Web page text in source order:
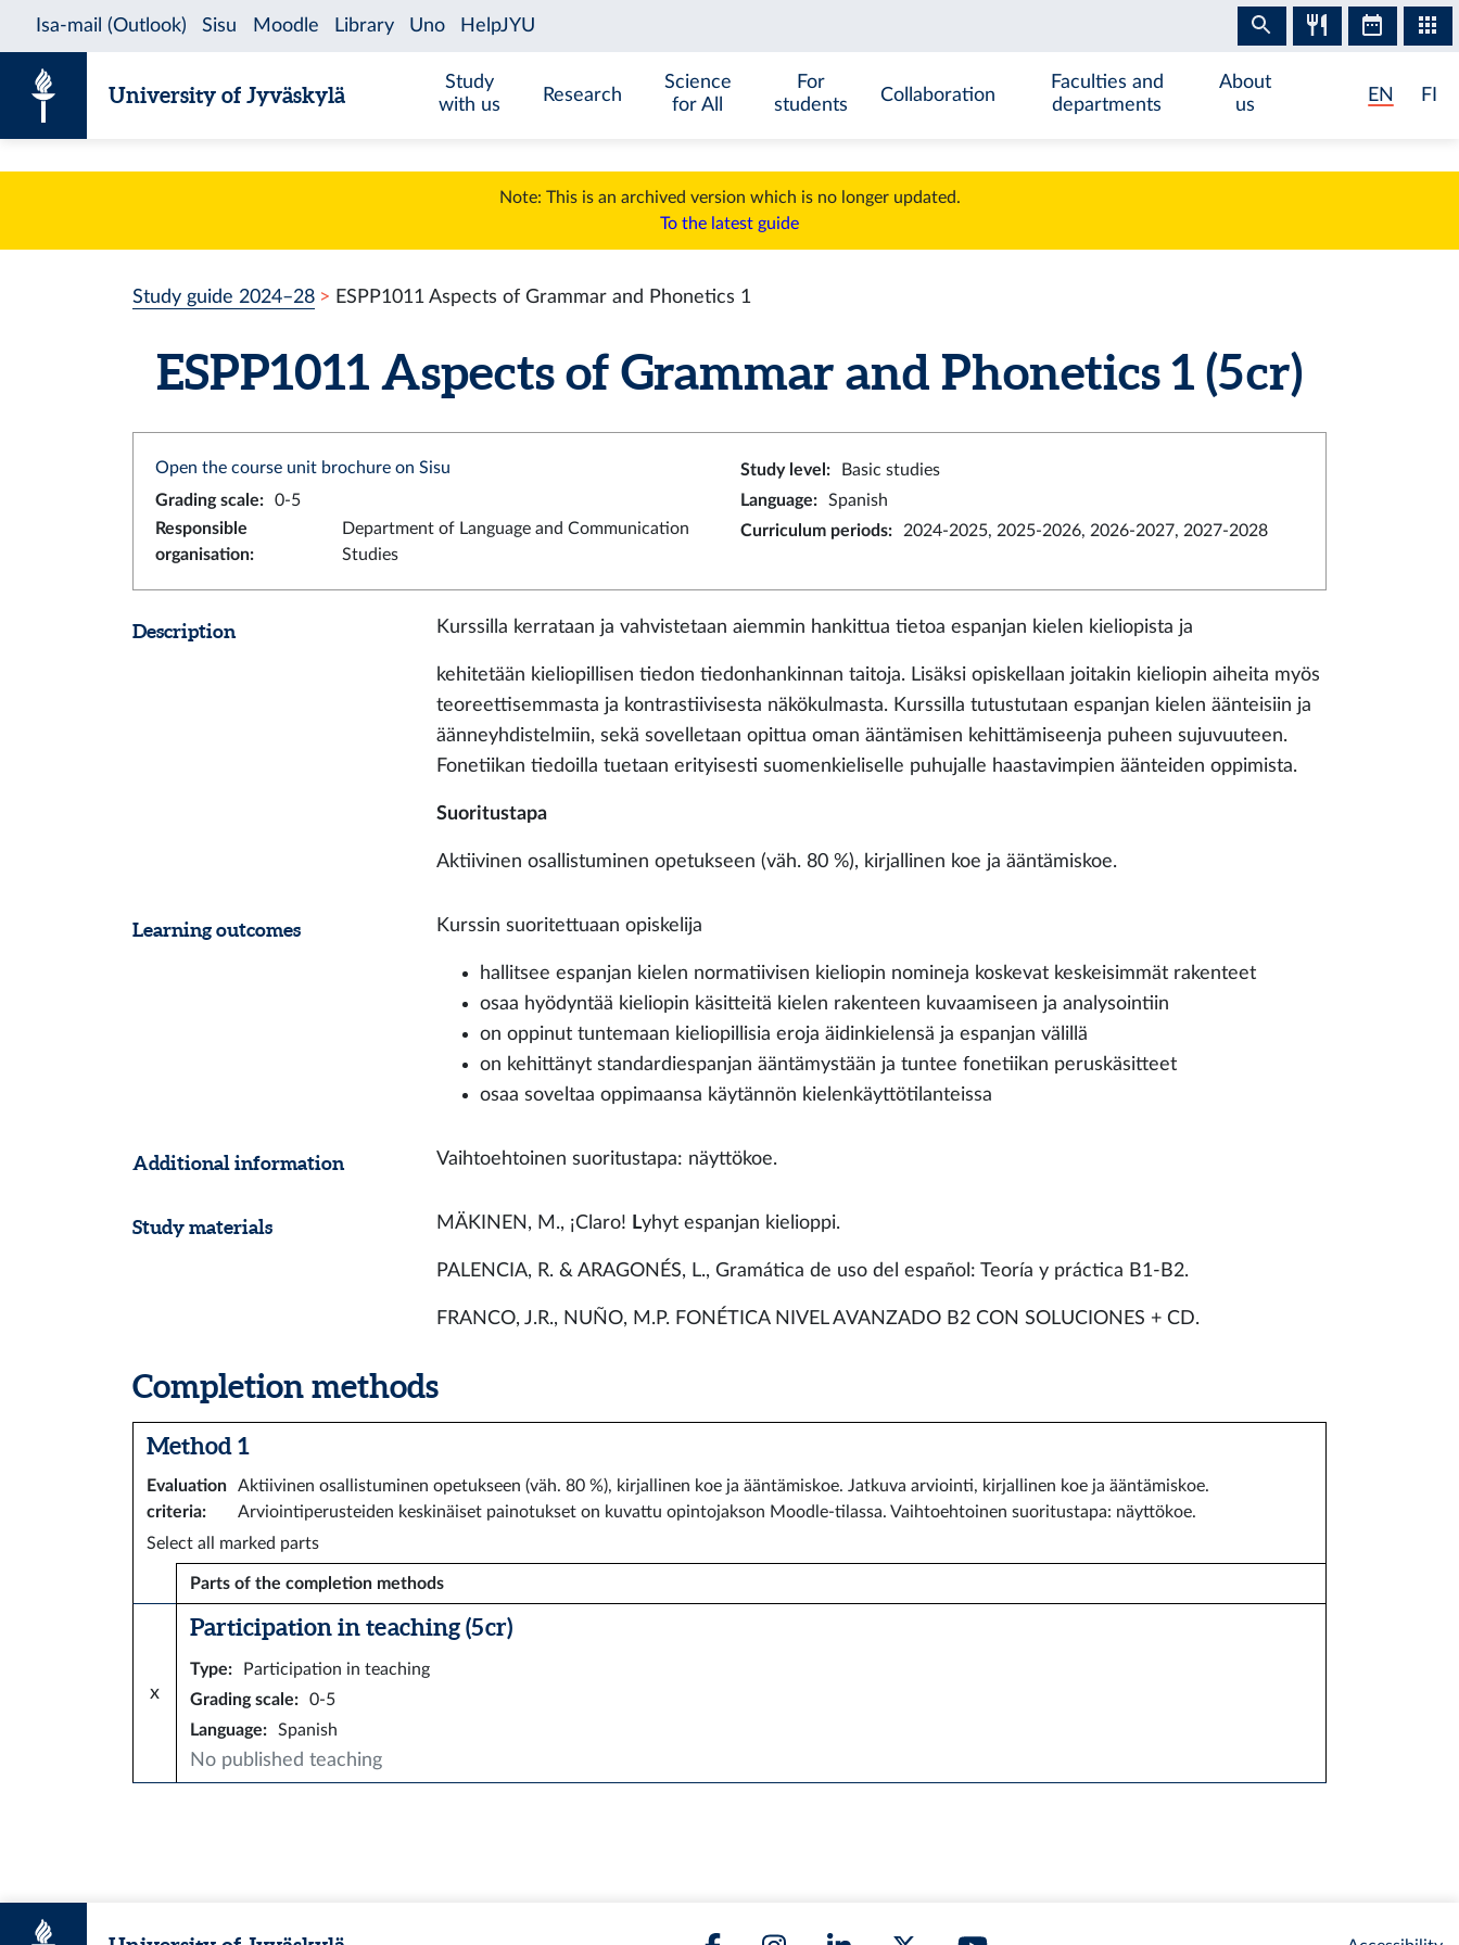
University of Jyväskylä
Study
with us
Research
Science
for All
For
students
Collaboration
Faculties and
departments
About
us
EN FI
Note: This is an archived version which is no longer updated.
To the latest guide
Study guide 2024–28 ESPP1011 Aspects of Grammar and Phonetics 1
ESPP1011 Aspects of Grammar and Phonetics 1 (5 cr)
Open the course unit brochure on Sisu Study level :
Basic studies
Grading scale: 0-5 Language:
Spanish
Responsible
organisation:
Department of Language and Communication
Studies
Curriculum periods: 2024-2025, 2025-2026, 2026-2027, 2027-2028
Description Kurssilla kerrataan ja vahvistetaan aiemmin hankittua tietoa espanjan kielen kieliopista ja
kehitetään kieliopillisen tiedon tiedonhankinnan taitoja. Lisäksi opiskellaan joitakin kieliopin aiheita myös
teoreettisemmasta ja kontrastiivisesta näkökulmasta. Kurssilla tutustutaan espanjan kielen äänteisiin ja
äänneyhdistelmiin, sekä sovelletaan opittua oman ääntämisen kehittämiseenja puheen sujuvuuteen.
Fonetiikan tiedoilla tuetaan erityisesti suomenkieliselle puhujalle haastavimpien äänteiden oppimista.
Suoritustapa
Aktiivinen osallistuminen opetukseen (väh. 80 %), kirjallinen koe ja ääntämiskoe.
Learning outcomes Kurssin suoritettuaan opiskelija
hallitsee espanjan kielen normatiivisen kieliopin nomineja koskevat keskeisimmät rakenteet
osaa hyödyntää kieliopin käsitteitä kielen rakenteen kuvaamiseen ja analysointiin
on oppinut tuntemaan kieliopillisia eroja äidinkielensä ja espanjan välillä
on kehittänyt standardiespanjan ääntämystään ja tuntee fonetiikan peruskäsitteet
osaa soveltaa oppimaansa käytännön kielenkäyttötilanteissa
Additional information Vaihtoehtoinen suoritustapa: näyttökoe.
Study materials MÄKINEN, M., ¡Claro! Lyhyt espanjan kielioppi.
PALENCIA, R. & ARAGONÉS, L., Gramática de uso del español: Teoría y práctica B1-B2.
FRANCO, J.R., NUÑO, M.P. FONÉTICA NIVEL AVANZADO B2 CON SOLUCIONES + CD.
Completion methods
Method 1
Evaluation
criteria:
Aktiivinen osallistuminen opetukseen (väh. 80 %), kirjallinen koe ja ääntämiskoe. Jatkuva arviointi, kirjallinen koe ja ääntämiskoe.
Arviointiperusteiden keskinäiset painotukset on kuvattu opintojakson Moodle-tilassa. Vaihtoehtoinen suoritustapa: näyttökoe.
Select all marked parts
Parts of the completion methods
x
Participation in teaching (5 cr)
Type:
Participation in teaching
Grading scale:
0-5
Language: Spanish
No published teaching